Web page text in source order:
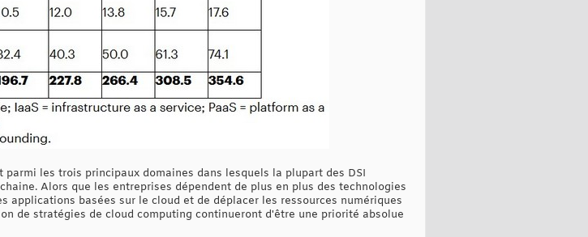
les trois principaux domaines dans lesquels la plupart des DSI
Alors que les entreprises dépendent de plus en plus des technologies
applications basées sur le cloud et de déplacer les ressources numériques
de stratégies de cloud computing continueront d'être une priorité absolue